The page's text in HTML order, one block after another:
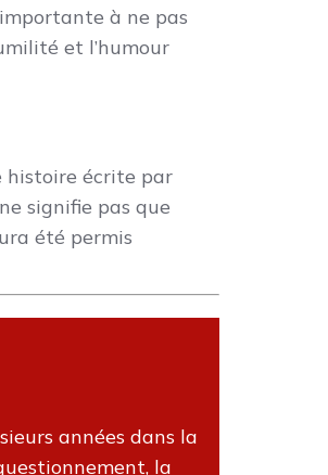
à ne pas
et l’humour
histoire écrite par
signifie pas que
été permis
années dans la
la